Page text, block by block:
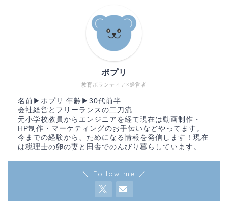
教育ボランティア×経営者
ポプリ
名前▶︎ポプリ 年齢▶︎30代前半
会社経営とフリーランスの二刀流
元小学校教員からエンジニアを経て現在は動画制作・
HP制作・マーケティングのお手伝いなどやってます。
今までの経験から、ためになる情報を発信します！現在
は税理士の卵の妻と田舎でのんびり暮らしています。
＼ Follow me ／